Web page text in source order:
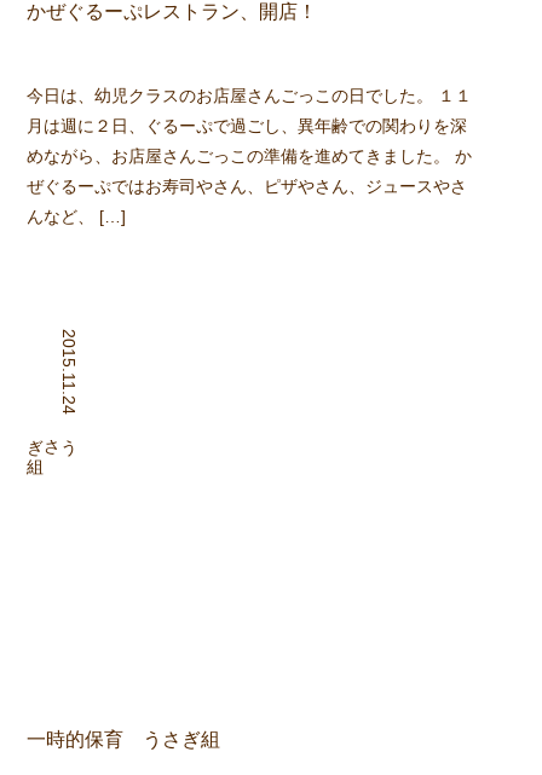
かぜぐるーぷレストラン、開店！
今日は、幼児クラスのお店屋さんごっこの日でした。 １１
月は週に２日、ぐるーぷで過ごし、異年齢での関わりを深
めながら、お店屋さんごっこの準備を進めてきました。 か
ぜぐるーぷではお寿司やさん、ピザやさん、ジュースやさ
んなど、 […]
2015.11.24
うさぎ
組
一時的保育 うさぎ組